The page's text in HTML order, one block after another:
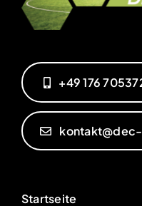
‭+49 176
Startseite